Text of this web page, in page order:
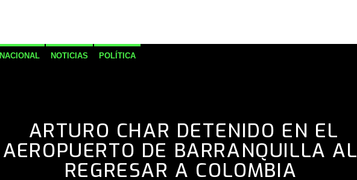
NACIONAL NOTICIAS POLÍTICA
ARTURO CHAR DETENIDO EN EL
AEROPUERTO DE BARRANQUILLA AL
REGRESAR A COLOMBIA